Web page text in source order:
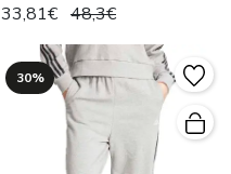
33,81€ 48,3€
30%